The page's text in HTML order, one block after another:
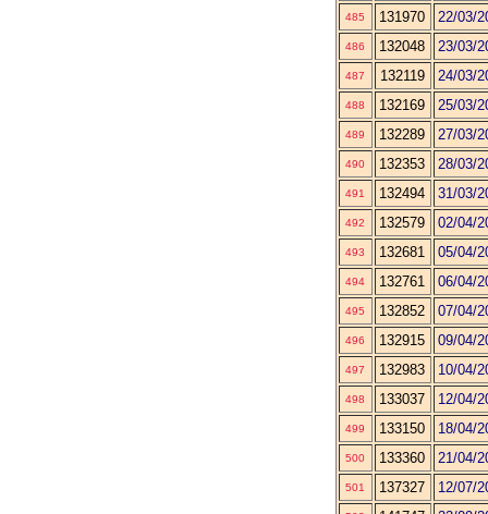
485 131970 22/03/
486 132048 23/03/
487 132119 24/03/
488 132169 25/03/
489 132289 27/03/
490 132353 28/03/
491 132494 31/03/
492 132579 02/04/
493 132681 05/04/
494 132761 06/04/
495 132852 07/04/
496 132915 09/04/
497 132983 10/04/
498 133037 12/04/
499 133150 18/04/
500 133360 21/04/
501 137327 12/07/